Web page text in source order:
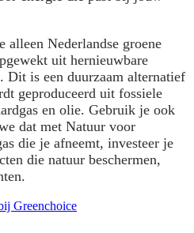
alleen Nederlandse groene
uit hernieuwbare
Dit is een duurzaam alternatief
geproduceerd uit fossiele
en olie. Gebruik je ook
dat met Natuur voor
die je afneemt, investeer je
die natuur beschermen,
Greenchoice